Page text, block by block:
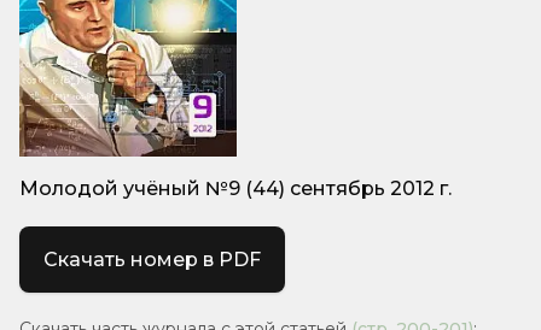
Молодой учёный №9 (44) сентябрь 2012 г.
Скачать номер в PDF